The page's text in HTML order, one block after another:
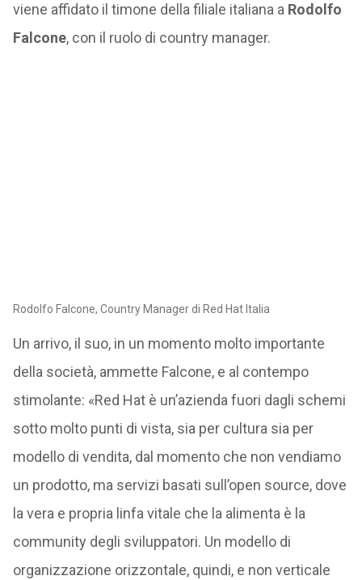
viene affidato il timone della filiale italiana a Rodolfo
Falcone, con il ruolo di country manager.
Rodolfo Falcone, Country Manager di Red Hat Italia
Un arrivo, il suo, in un momento molto importante
della società, ammette Falcone, e al contempo
stimolante: «Red Hat è un’azienda fuori dagli schemi
sotto molto punti di vista, sia per cultura sia per
modello di vendita, dal momento che non vendiamo
un prodotto, ma servizi basati sull’open source, dove
la vera e propria linfa vitale che la alimenta è la
community degli sviluppatori. Un modello di
organizzazione orizzontale, quindi, e non verticale